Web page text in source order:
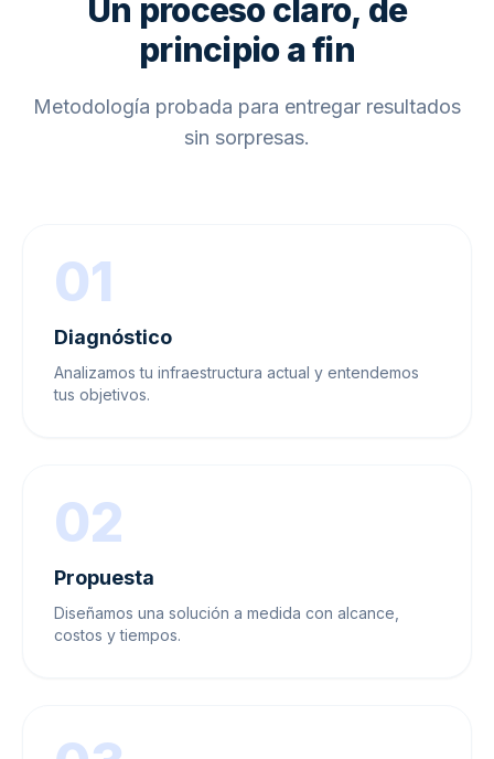
Un proceso claro, de
principio a fin
Metodología probada para entregar resultados
sin sorpresas.
01
Diagnóstico
Analizamos tu infraestructura actual y entendemos
tus objetivos.
02
Propuesta
Diseñamos una solución a medida con alcance,
costos y tiempos.